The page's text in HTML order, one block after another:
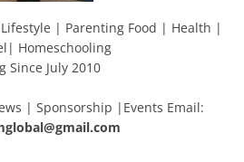
| Parenting Food | Health |
Homeschooling
Since July 2010
| Sponsorship |Events Email: